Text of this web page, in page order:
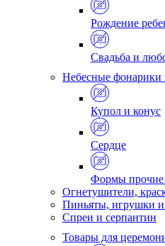
Рождение
Свадьба и
Небесные фонарики
Купол и конус
Сердце
Формы прочие
Огнетушители,
Пиньяты, игрушки и
Спреи и серпантин
Товары для